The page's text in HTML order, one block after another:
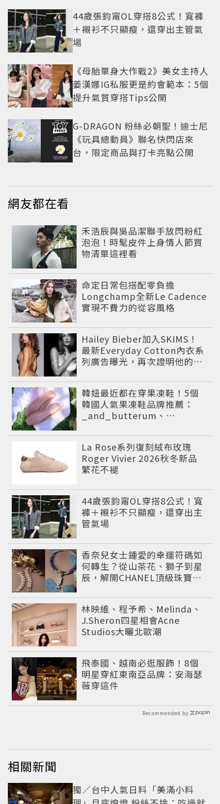
44歲張鈞甯OL穿搭8公式！寬褲
＋襯衫不只顯瘦，還穿出主管氣
場
《母胎單身大作戰2》美女主持人
姜漢娜IG私服更是約會範本：5個
提升氣質穿搭Tips公開
G-DRAGON 粉絲必朝聖！迪士尼
《玩具總動員》聯名快閃店來
台，限定商品與打卡亮點公開
網友都在看
禾浩辰與吳品潔聯手放閃粉紅
泡泡！時髦皮件上身情人節買
物清單這裡看
命定日常包搭配零負擔
Longchamp全新Le Cadence
實現不費力的從容風格
Hailey Bieber加入SKIMS！
最新Everyday Cotton內衣系
列廣告曝光，再次證明他的帶
韓妞最近都在穿果凍鞋！5個
韓國人氣果凍鞋品牌推薦：
_and_butterum、
備
La Rose系列復刻絨布玫瑰
Roger Vivier 2026秋冬新品
繁花不褪
44歲張鈞甯OL穿搭8公式！寬
褲＋襯衫不只顯瘦，還穿出主
管氣場
香奈兒女士鍾愛的幸運符碼如
何轉生？從山茶花、獅子到星
辰，解開CHANEL頂級珠寶
仰美學
林映維、程予希、Melinda、
J.Sheron四星相會Acne
Studios大曬北歐潮
飛泰國、越南必逛服飾！8個
明星穿紅東南亞品牌：安海瑟
薇穿這件
Recommended by
相關新聞
獨／台中人氣日料「美滿小料